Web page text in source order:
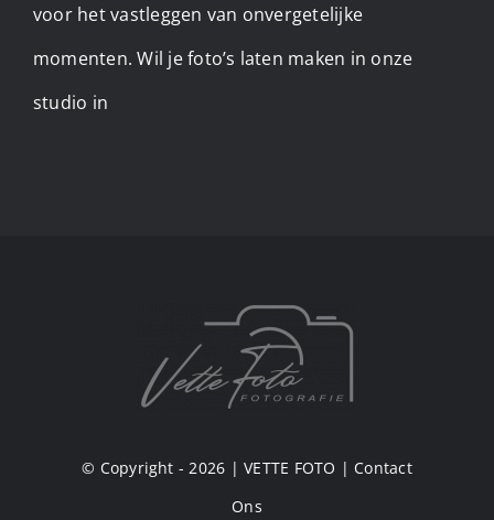
voor het vastleggen van onvergetelijke
momenten. Wil je foto’s laten maken in onze
studio in
© Copyright - 2026 |VETTE FOTO | Contact
Ons